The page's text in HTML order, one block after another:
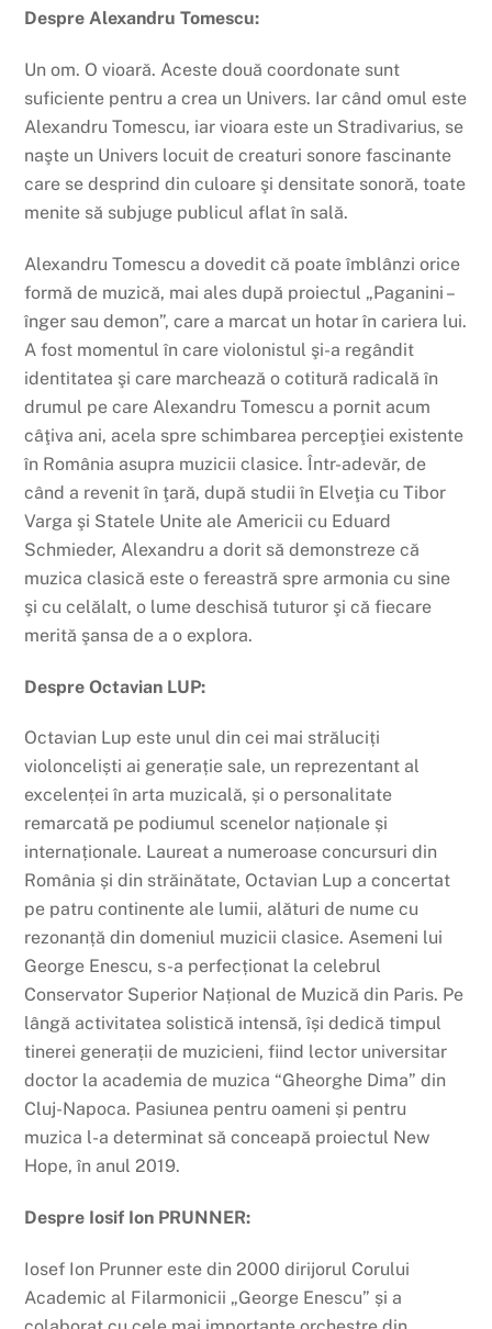
Despre Alexandru Tomescu:
Un om. O vioară. Aceste două coordonate sunt
suficiente pentru a crea un Univers. Iar când omul este
Alexandru Tomescu, iar vioara este un Stradivarius, se
naşte un Univers locuit de creaturi sonore fascinante
care se desprind din culoare şi densitate sonoră, toate
menite să subjuge publicul aflat în sală.
Alexandru Tomescu a dovedit că poate îmblânzi orice
formă de muzică, mai ales după proiectul „Paganini –
înger sau demon”, care a marcat un hotar în cariera lui.
A fost momentul în care violonistul şi-a regândit
identitatea şi care marchează o cotitură radicală în
drumul pe care Alexandru Tomescu a pornit acum
câţiva ani, acela spre schimbarea percepţiei existente
în România asupra muzicii clasice. Într-adevăr, de
când a revenit în ţară, după studii în Elveţia cu Tibor
Varga şi Statele Unite ale Americii cu Eduard
Schmieder, Alexandru a dorit să demonstreze că
muzica clasică este o fereastră spre armonia cu sine
şi cu celălalt, o lume deschisă tuturor şi că fiecare
merită şansa de a o explora.
Despre Octavian LUP:
Octavian Lup este unul din cei mai străluciți
violonceliști ai generație sale, un reprezentant al
excelenței în arta muzicală, și o personalitate
remarcată pe podiumul scenelor naționale și
internaționale. Laureat a numeroase concursuri din
România și din străinătate, Octavian Lup a concertat
pe patru continente ale lumii, alături de nume cu
rezonanță din domeniul muzicii clasice. Asemeni lui
George Enescu, s-a perfecționat la celebrul
Conservator Superior Național de Muzică din Paris. Pe
lângă activitatea solistică intensă, își dedică timpul
tinerei generații de muzicieni, fiind lector universitar
doctor la academia de muzica “Gheorghe Dima” din
Cluj-Napoca. Pasiunea pentru oameni și pentru
muzica l-a determinat să conceapă proiectul New
Hope, în anul 2019.
Despre Iosif Ion PRUNNER:
Iosef Ion Prunner este din 2000 dirijorul Corului
Academic al Filarmonicii „George Enescu” și a